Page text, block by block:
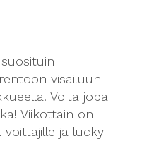
visailuun
Voita jopa
Viikottain on
ja lucky